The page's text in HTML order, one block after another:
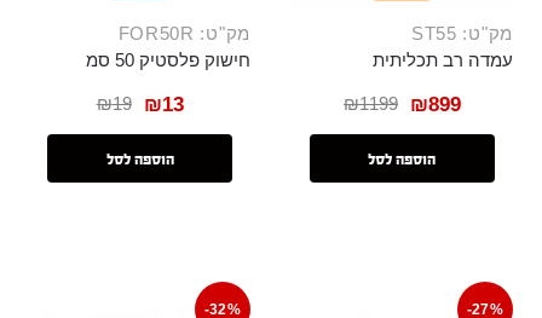
מק"ט: ST55
עמדה רב תכליתית
₪1199 ₪899
הוספה לסל
מק"ט: FOR50R
חישוק פלסטיק 50 סמ
₪19 ₪13
הוספה לסל
-27%
-32%